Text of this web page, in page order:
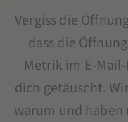
Vergiss die
dass die
Metrik im E-
dich getäuscht.
warum und haben